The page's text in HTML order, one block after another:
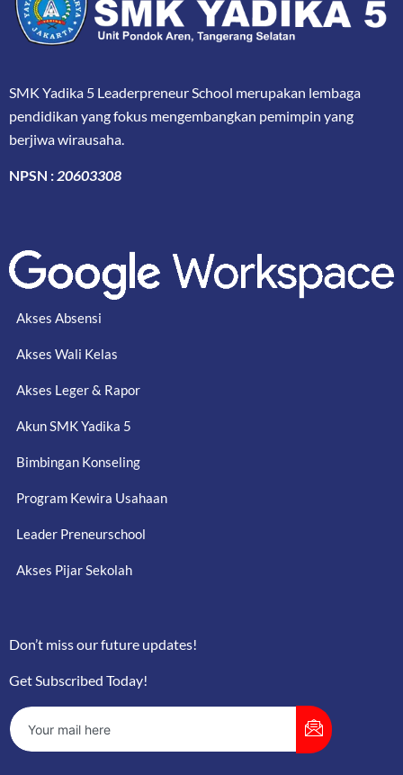
SMK Yadika 5 Leaderpreneur School merupakan lembaga
pendidikan yang fokus mengembangkan pemimpin yang
berjiwa wirausaha.
NPSN :20603308
Akses Absensi
Akses Wali Kelas
Akses Leger & Rapor
Akun SMK Yadika 5
Bimbingan Konseling
Program Kewira Usahaan
Leader Preneurschool
Akses Pijar Sekolah
Don’t miss our future updates!
Get Subscribed Today!